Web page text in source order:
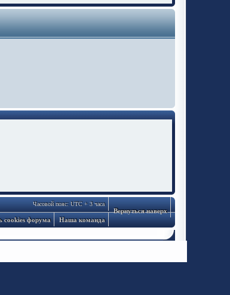
Вернуться наверх
Часовой пояс: UTC + 3 часа
Наша команда
cookies форума